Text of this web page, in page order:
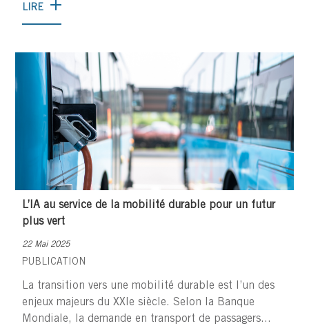
LIRE
L’IA au service de la mobilité durable pour un futur
plus vert
22 Mai 2025
PUBLICATION
La transition vers une mobilité durable est l’un des
enjeux majeurs du XXIe siècle. Selon la Banque
Mondiale, la demande en transport de passagers...